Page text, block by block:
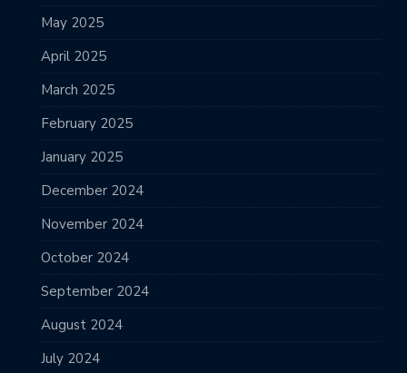
May 2025
April 2025
March 2025
February 2025
January 2025
December 2024
November 2024
October 2024
September 2024
August 2024
July 2024